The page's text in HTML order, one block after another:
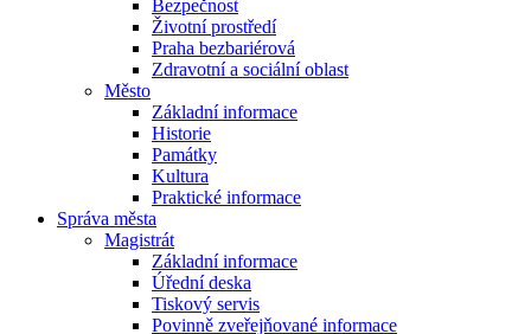
Bezpečnost
Životní prostředí
Praha bezbariérová
Zdravotní a sociální oblast
Město
Základní informace
Historie
Památky
Kultura
Praktické informace
Správa města
Magistrát
Základní informace
Úřední deska
Tiskový servis
Povinně zveřejňované informace